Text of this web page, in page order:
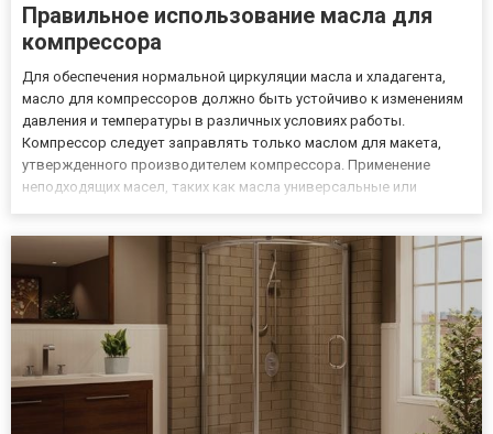
Правильное использование масла для
компрессора
Для обеспечения нормальной циркуляции масла и хладагента,
масло для компрессоров должно быть устойчиво к изменениям
давления и температуры в различных условиях работы.
Компрессор следует заправлять только маслом для макета,
утвержденного производителем компрессора. Применение
неподходящих масел, таких как масла универсальные или
сайт http://evrosma...